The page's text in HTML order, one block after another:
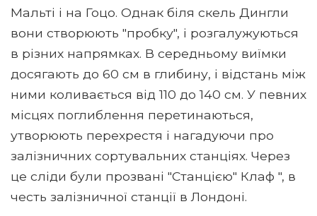
Мальті і на Гоцо. Однак біля скель Дингли
вони створюють "пробку", і розгалужуються
в різних напрямках. В середньому виїмки
досягають до 60 см в глибину, і відстань між
ними коливається від 110 до 140 см. У певних
місцях поглиблення перетинаються,
утворюють перехрестя і нагадуючи про
залізничних сортувальних станціях. Через
це сліди були прозвані "Станцією" Клаф ", в
честь залізничної станції в Лондоні.